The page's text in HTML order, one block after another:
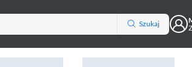
Szukaj